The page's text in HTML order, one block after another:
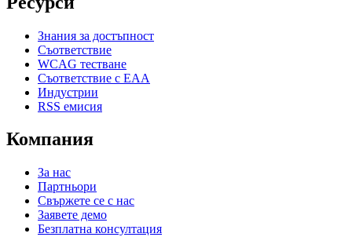
Знания за достъпност
Съответствие
WCAG тестване
Съответствие с EAA
Индустрии
RSS емисия
Компания
За нас
Партньори
Свържете се с нас
Заявете демо
Безплатна консултация